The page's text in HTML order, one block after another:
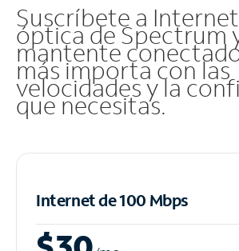
Suscríbete a
óptica de Spectrum
mantente
más importa con las
velocidades y la
que necesitas.
Internet de 100 Mbps